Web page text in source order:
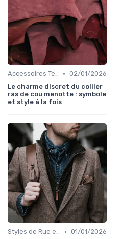
Accessoires Tendance • 02/01/2026
Le charme discret du collier
ras de cou menotte : symbole
et style à la fois
Styles de Rue et Looks du Moment • 01/01/2026